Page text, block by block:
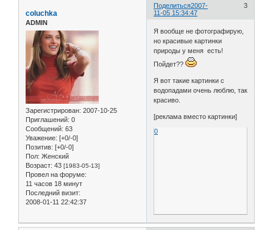
Поделиться 3
2007-
11-05 15:34:47
coluchka
ADMIN
Зарегистрирован: 2007-10-25
Приглашений: 0
Сообщений: 63
Уважение: [+0/-0]
Позитив: [+0/-0]
Пол: Женский
Возраст: 43 [1983-05-13]
Провел на форуме:
11 часов 18 минут
Последний визит:
2008-01-11 22:42:37
Я вообще не фотографирую,
но красивые картинки
природы у меня есть!
Пойдет??
Я вот такие картинки с
водопадами очень люблю, так
красиво.
[реклама вместо картинки]
0